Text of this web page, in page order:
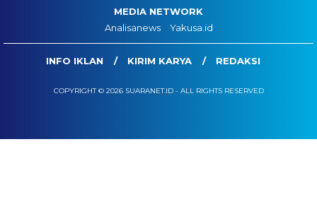
MEDIA NETWORK
Analisanews
Yakusa.id
INFO IKLAN KIRIM KARYA REDAKSI
COPYRIGHT © 2026 SUARANET.ID - ALL RIGHTS RESERVED